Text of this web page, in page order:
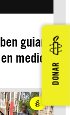
guiar
medio
DONAR